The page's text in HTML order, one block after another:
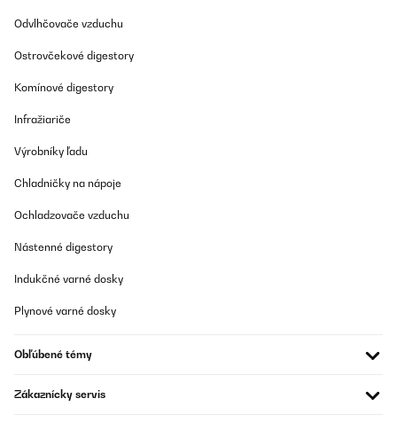
Odvlhčovače vzduchu
Ostrovčekové digestory
Komínové digestory
Infražiariče
Výrobníky ľadu
Chladničky na nápoje
Ochladzovače vzduchu
Nástenné digestory
Indukčné varné dosky
Plynové varné dosky
Obľúbené témy
Zákaznícky servis